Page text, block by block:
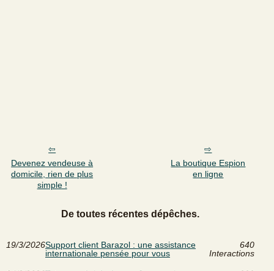
Devenez vendeuse à
domicile, rien de plus
simple !
La boutique Espion
en ligne
De toutes récentes dépêches.
19/3/2026Support client Barazol : une assistance
internationale pensée pour vous
640
Interactions